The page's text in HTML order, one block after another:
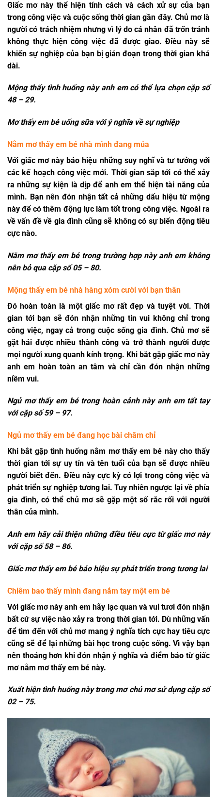
Giấc mơ này thể hiện tính cách và cách xử sự của bạn
trong công việc và cuộc sống thời gian gần đây. Chủ mơ là
người có trách nhiệm nhưng vì lý do cá nhân đã trốn tránh
không thực hiện công việc đã được giao. Điều này sẽ
khiến sự nghiệp của bạn bị gián đoạn trong thời gian khá
dài.
Mộng thấy tình huống này anh em có thể lựa chọn cặp số
48 – 29.
Mơ thấy em bé uống sữa với ý nghĩa về sự nghiệp
Nằm mơ thấy em bé nhà mình đang múa
Với giấc mơ này báo hiệu những suy nghĩ và tư tưởng với
các kế hoạch công việc mới. Thời gian sắp tới có thể xảy
ra những sự kiện là dịp để anh em thể hiện tài năng của
mình. Bạn nên đón nhận tất cả những dấu hiệu từ mộng
này để có thêm động lực làm tốt trong công việc. Ngoài ra
về vấn đề về gia đình cũng sẽ không có sự biến động tiêu
cực nào.
Nằm mơ thấy em bétrong trường hợp này anh em không
nên bỏ qua cặp số05 – 80.
Mộng thấy em bé nhà hàng xóm cười với bạn thân
Đó hoàn toàn là một giấc mơ rất đẹp và tuyệt vời. Thời
gian tới bạn sẽ đón nhận những tin vui không chỉ trong
công việc, ngay cả trong cuộc sống gia đình. Chủ mơ sẽ
gặt hái được nhiều thành công và trở thành người được
mọi người xung quanh kính trọng. Khi bắt gặp giấc mơ này
anh em hoàn toàn an tâm và chỉ cần đón nhận những
niềm vui.
Ngủ mơ thấy em bé trong hoàn cảnh này anh em tất tay
với cặp số59 – 97.
Ngủ mơ thấy em bé đang học bài chăm chỉ
Khi bắt gặp tình huốngnằm mơ thấy em bé này cho thấy
thời gian tới sự uy tín và tên tuổi của bạn sẽ được nhiều
người biết đến. Điều này cực kỳ có lợi trong công việc và
phát triển sự nghiệp tương lai. Tuy nhiên ngược lại về phía
gia đình, có thể chủ mơ sẽ gặp một số rắc rối với người
thân của mình.
Anh em hãy cải thiện những điều tiêu cực từ giấc mơ này
với cặp số58 – 86.
Giấc mơ thấy em bé báo hiệu sự phát triển trong tương lai
Chiêm bao thấy mình đang nắm tay một em bé
Với giấc mơ này anh em hãy lạc quan và vui tươi đón nhận
bất cứ sự việc nào xảy ra trong thời gian tới. Dù những vấn
để tìm đến với chủ mơ mang ý nghĩa tích cực hay tiêu cực
cũng sẽ để lại những bài học trong cuộc sống. Vì vậy bạn
nên thoáng hơn khi đón nhận ý nghĩa và điểm báo từ giấc
mơnằm mơ thấy em bé này.
Xuất hiện tình huống này trong mơ chủ mơ sử dụng cặp số
02 – 75.